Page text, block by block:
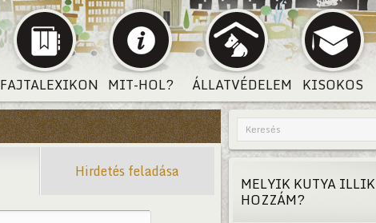
FAJTALEXIKON MIT-HOL? ÁLLATVÉDELEM KISOKOS
Hirdetés feladása
MELYIK KUTYA ILLIK
HOZZÁM?